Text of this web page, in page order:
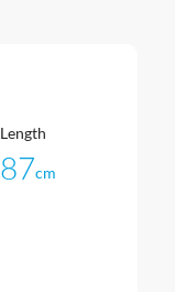
Length
87cm